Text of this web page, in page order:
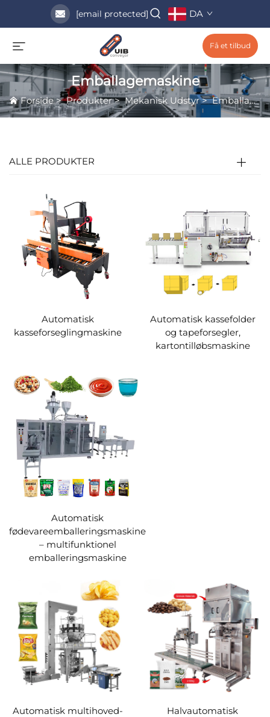
[email protected] DA
Få et tilbud
Emballagemaskine
Forside>Produkter>Mekanisk Udstyr>Emballagemaskine
ALLE PRODUKTER
Automatisk
kasseforseglingmaskine
Automatisk kassefolder
og tapeforsegler,
kartontilløbsmaskine
Automatisk
fødevareemballeringsmaskine
– multifunktionel
emballeringsmaskine
Automatisk multihoved-
Halvautomatisk